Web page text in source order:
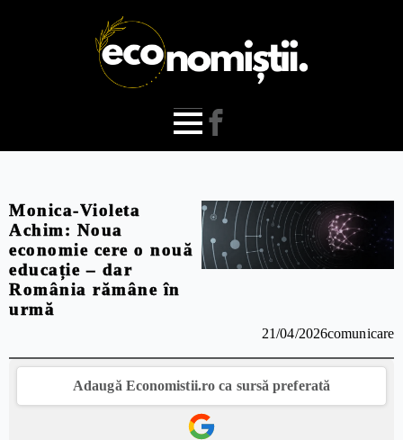
Monica-Violeta
Achim: Noua
economie cere o nouă
educație – dar
România rămâne în
urmă
21/04/2026comunicare
Adaugă Economistii.ro ca sursă preferată